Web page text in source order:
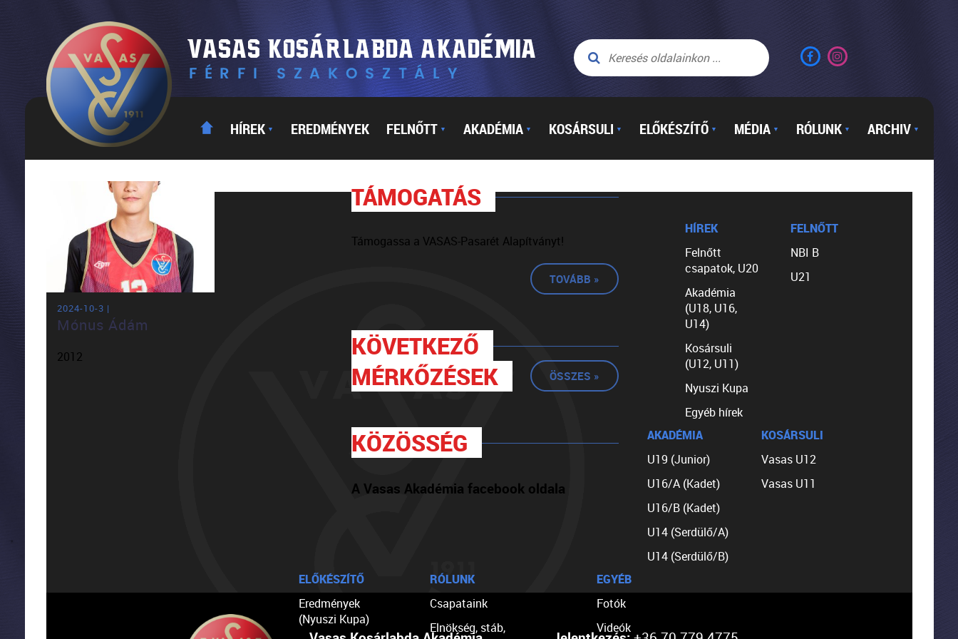
HÍREK ▼ EREDMÉNYEK FELNŐTT ▼ AKADÉMIA ▼ KOSÁRSULI ▼ ELŐKÉSZÍTŐ ▼ MÉDIA ▼ RÓLUNK ▼ ARCHIV ▼
2024-10-3 |
Mónus Ádám
2012
TÁMOGATÁS
Támogassa a VASAS-Pasarét Alapítványt!
TOVÁBB »
KÖVETKEZŐ
MÉRKŐZÉSEK
ÖSSZES »
KÖZÖSSÉG
A Vasas Akadémia facebook oldala
HÍREK
Felnőtt
csapatok, U20
Akadémia
(U18, U16,
U14)
Kosársuli
(U12, U11)
Nyuszi Kupa
Egyéb hírek
FELNŐTT
NBI B
U21
AKADÉMIA
U19 (Junior)
U16/A (Kadet)
U16/B (Kadet)
U14 (Serdülő/A)
U14 (Serdülő/B)
KOSÁRSULI
Vasas U12
Vasas U11
ELŐKÉSZÍTŐ
Eredmények
(Nyuszi Kupa)
RÓLUNK
Csapataink
Elnökség, stáb,
EGYÉB
Fotók
Videók